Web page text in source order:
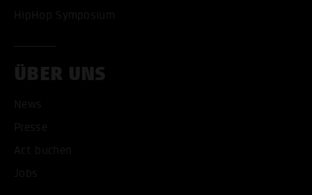
HipHop Symposium
ÜBER UNS
News
Presse
Act buchen
Jobs